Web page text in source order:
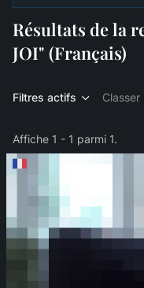
Résultats de la
JOI" (Français)
Filtres actifs Classer
Affiche 1 - 1 parmi 1.